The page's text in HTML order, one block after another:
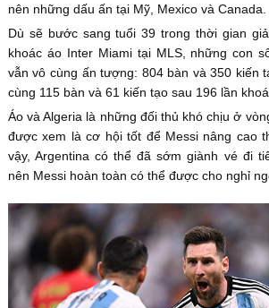
nên những dấu ấn tại Mỹ, Mexico và Canada.
Dù sẽ bước sang tuổi 39 trong thời gian
khoác áo Inter Miami tại MLS, những con
vẫn vô cùng ấn tượng: 804 bàn và 350 kiến
cùng 115 bàn và 61 kiến tạo sau 196 lần
Áo và Algeria là những đối thủ khó chịu ở
được xem là cơ hội tốt để Messi nâng cao
vậy, Argentina có thể đã sớm giành vé đi
nên Messi hoàn toàn có thể được cho nghỉ